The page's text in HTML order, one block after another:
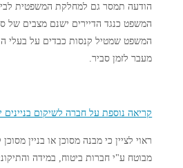
הודעה תמסר גם למחלקת המשפטית
המשפט כנגד הדיירים ישנם מצבים של
המשפט שמטיל קנסות כבדים על בעלי
מעבר לזמן סביר.
קריאה נוספת על חברה לשיקום בניינים
ראוי לציין כי מבנה מסוכן או בניין
מבוטח ע"י חברות ביטוח, במידה